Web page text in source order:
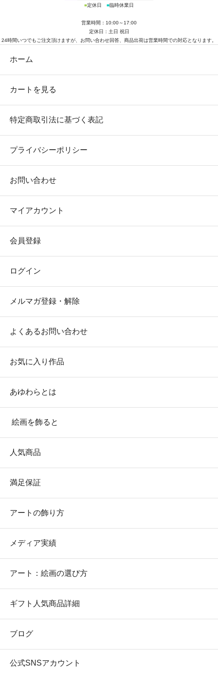
■定休日 ■臨時休業日
営業時間：10:00～17:00
定休日：土日 祝日
24時間いつでもご注文頂けますが、お問い合わせ回答、商品出荷は営業時間での対応となります。
ホーム
カートを見る
特定商取引法に基づく表記
プライバシーポリシー
お問い合わせ
マイアカウント
会員登録
ログイン
メルマガ登録・解除
よくあるお問い合わせ
お気に入り作品
あゆわらとは
絵画を飾ると
人気商品
満足保証
アートの飾り方
メディア実績
アート：絵画の選び方
ギフト人気商品詳細
ブログ
公式SNSアカウント